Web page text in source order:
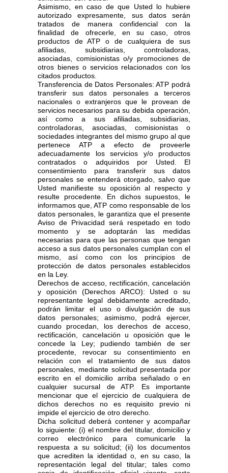
Asimismo, en caso de que Usted lo hubiere
autorizado expresamente, sus datos serán
tratados de manera confidencial con la
finalidad de ofrecerle, en su caso, otros
productos de ATP o de cualquiera de sus
afiliadas, subsidiarias, controladoras,
asociadas, comisionistas o/y promociones de
otros bienes o servicios relacionados con los
citados productos.
Transferencia de Datos Personales: ATP podrá
transferir sus datos personales a terceros
nacionales o extranjeros que le provean de
servicios necesarios para su debida operación,
así como a sus afiliadas, subsidiarias,
controladoras, asociadas, comisionistas o
sociedades integrantes del mismo grupo al que
pertenece ATP a efecto de proveerle
adecuadamente los servicios y/o productos
contratados o adquiridos por Usted. El
consentimiento para transferir sus datos
personales se entenderá otorgado, salvo que
Usted manifieste su oposición al respecto y
resulte procedente. En dichos supuestos, le
informamos que, ATP como responsable de los
datos personales, le garantiza que el presente
Aviso de Privacidad será respetado en todo
momento y se adoptarán las medidas
necesarias para que las personas que tengan
acceso a sus datos personales cumplan con el
mismo, así como con los principios de
protección de datos personales establecidos
en la Ley.
Derechos de acceso, rectificación, cancelación
y oposición (Derechos ARCO): Usted o su
representante legal debidamente acreditado,
podrán limitar el uso o divulgación de sus
datos personales; asimismo, podrá ejercer,
cuando procedan, los derechos de acceso,
rectificación, cancelación u oposición que le
concede la Ley; pudiendo también de ser
procedente, revocar su consentimiento en
relación con el tratamiento de sus datos
personales, mediante solicitud presentada por
escrito en el domicilio arriba señalado o en
cualquier sucursal de ATP. Es importante
mencionar que el ejercicio de cualquiera de
dichos derechos no es requisito previo ni
impide el ejercicio de otro derecho.
Dicha solicitud deberá contener y acompañar
lo siguiente: (i) el nombre del titular, domicilio y
correo electrónico para comunicarle la
respuesta a su solicitud; (ii) los documentos
que acrediten la identidad o, en su caso, la
representación legal del titular; tales como